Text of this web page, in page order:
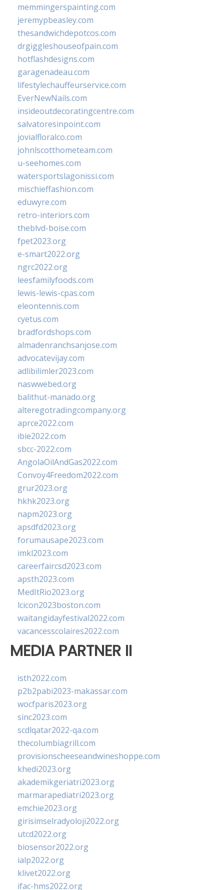
memmingerspainting.com
jeremypbeasley.com
thesandwichdepotcos.com
drgiggleshouseofpain.com
hotflashdesigns.com
garagenadeau.com
lifestylechauffeurservice.com
EverNewNails.com
insideoutdecoratingcentre.com
salvatoresinpoint.com
jovialfloralco.com
johnlscotthometeam.com
u-seehomes.com
watersportslagonissi.com
mischieffashion.com
eduwyre.com
retro-interiors.com
theblvd-boise.com
fpet2023.org
e-smart2022.org
ngrc2022.org
leesfamilyfoods.com
lewis-lewis-cpas.com
eleontennis.com
cyetus.com
bradfordshops.com
almadenranchsanjose.com
advocatevijay.com
adlibilimler2023.com
naswwebed.org
balithut-manado.org
alteregotradingcompany.org
aprce2022.com
ibie2022.com
sbcc-2022.com
AngolaOilAndGas2022.com
Convoy4Freedom2022.com
grur2023.org
hkhk2023.org
napm2023.org
apsdfd2023.org
forumausape2023.com
imkl2023.com
careerfaircsd2023.com
apsth2023.com
MedItRio2023.org
lcicon2023boston.com
waitangidayfestival2022.com
vacancesscolaires2022.com
MEDIA PARTNER II
isth2022.com
p2b2pabi2023-makassar.com
wocfparis2023.org
sinc2023.com
scdlqatar2022-qa.com
thecolumbiagrill.com
provisionscheeseandwineshoppe.com
khedi2023.org
akademikgeriatri2023.org
marmarapediatri2023.org
emchie2023.org
girisimselradyoloji2022.org
utcd2022.org
biosensor2022.org
ialp2022.org
klivet2022.org
ifac-hms2022.org